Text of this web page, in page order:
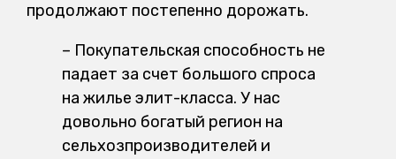
продолжают постепенно дорожать.
– Покупательская способность не
падает за счет большого спроса
на жилье элит-класса. У нас
довольно богатый регион на
сельхозпроизводителей и